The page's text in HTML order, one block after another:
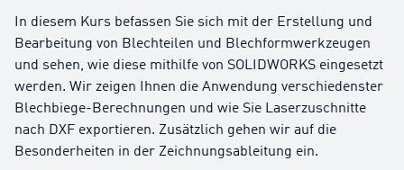
In diesem Kurs befassen Sie sich mit der Erstellung und
Bearbeitung von Blechteilen und Blechformwerkzeugen
und sehen, wie diese mithilfe von SOLIDWORKS eingesetzt
werden. Wir zeigen Ihnen die Anwendung verschiedenster
Blechbiege-Berechnungen und wie Sie Laserzuschnitte
nach DXF exportieren. Zusätzlich gehen wir auf die
Besonderheiten in der Zeichnungsableitung ein.